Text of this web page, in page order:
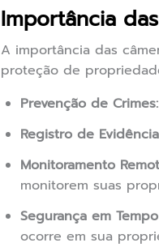
Importância
A importância das
proteção de
Prevenção de Crimes:
Registro de
Monitoramento
monitorem suas
Segurança em
ocorre em sua